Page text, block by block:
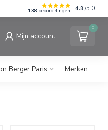
138 beoordelingen 4.8 /5.0
Mijn account
0
Berger Paris Merken